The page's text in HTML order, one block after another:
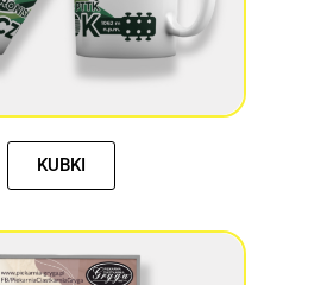
KUBKI